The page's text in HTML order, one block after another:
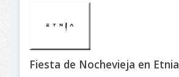
Fiesta de Nochevieja en Etnia